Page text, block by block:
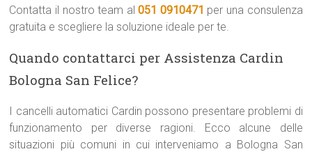
Contatta il nostro team al051 0910471 per una consulenza
gratuita e scegliere la soluzione ideale per te.
Quando contattarci per Assistenza Cardin
Bologna San Felice?
I cancelli automatici Cardin possono presentare problemi di
funzionamento per diverse ragioni. Ecco alcune delle
situazioni più comuni in cui interveniamo a Bologna San